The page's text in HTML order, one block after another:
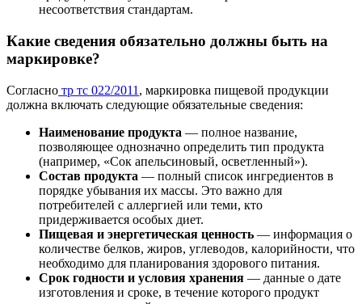
несоответствия стандартам.
Какие сведения обязательно должны быть на
маркировке?
Согласно тр тс 022/2011 , маркировка пищевой продукции
должна включать следующие обязательные сведения:
Наименование продукта — полное название,
позволяющее однозначно определить тип продукта
(например, «Сок апельсиновый, осветленный»).
Состав продукта — полный список ингредиентов в
порядке убывания их массы. Это важно для
потребителей с аллергией или теми, кто
придерживается особых диет.
Пищевая и энергетическая ценность — информация о
количестве белков, жиров, углеводов, калорийности, что
необходимо для планирования здорового питания.
Срок годности и условия хранения — данные о дате
изготовления и сроке, в течение которого продукт